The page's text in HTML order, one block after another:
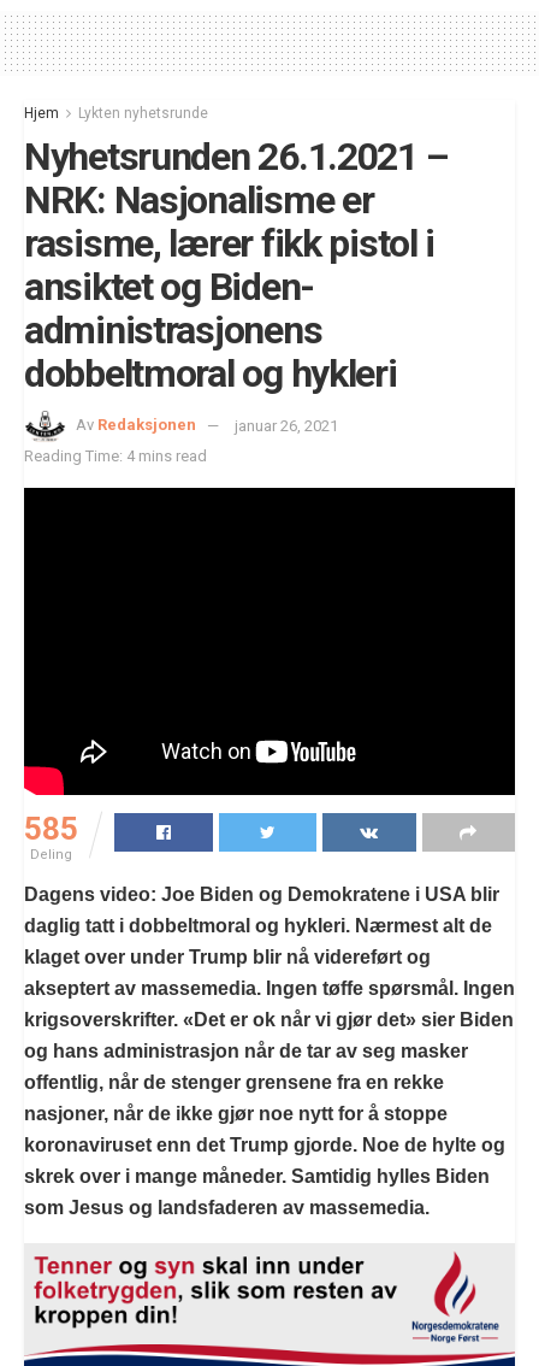
Hjem Lykten nyhetsrunde
Nyhetsrunden 26.1.2021 –
NRK: Nasjonalisme er
rasisme, lærer fikk pistol i
ansiktet og Biden-
administrasjonens
dobbeltmoral og hykleri
Av Redaksjonen
januar 26, 2021
Reading Time: 4 mins read
585
Deling
Dagens video: Joe Biden og Demokratene i USA blir
daglig tatt i dobbeltmoral og hykleri. Nærmest alt de
klaget over under Trump blir nå videreført og
akseptert av massemedia. Ingen tøffe spørsmål. Ingen
krigsoverskrifter. «Det er ok når vi gjør det» sier Biden
og hans administrasjon når de tar av seg masker
offentlig, når de stenger grensene fra en rekke
nasjoner, når de ikke gjør noe nytt for å stoppe
koronaviruset enn det Trump gjorde. Noe de hylte og
skrek over i mange måneder. Samtidig hylles Biden
som Jesus og landsfaderen av massemedia.